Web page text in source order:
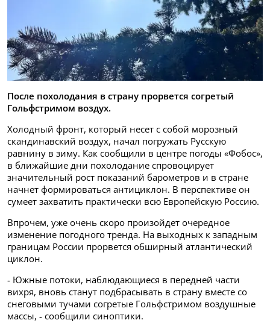
После похолодания в страну прорвется согретый
Гольфстримом воздух.
Холодный фронт, который несет с собой морозный
скандинавский воздух, начал погружать Русскую
равнину в зиму. Как сообщили в центре погоды «Фобос»,
в ближайшие дни похолодание спровоцирует
значительный рост показаний барометров и в стране
начнет формироваться антициклон. В перспективе он
сумеет захватить практически всю Европейскую Россию.
Впрочем, уже очень скоро произойдет очередное
изменение погодного тренда. На выходных к западным
границам России прорвется обширный атлантический
циклон.
- Южные потоки, наблюдающиеся в передней части
вихря, вновь станут подбрасывать в страну вместе со
снеговыми тучами согретые Гольфстримом воздушные
массы, - сообщили синоптики.